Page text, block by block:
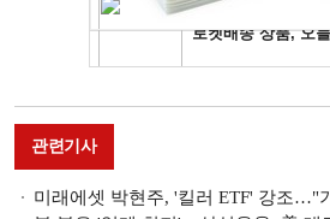
관련기사
미래에셋 박현주, '킬러 ETF' 강조…"기존에 없던